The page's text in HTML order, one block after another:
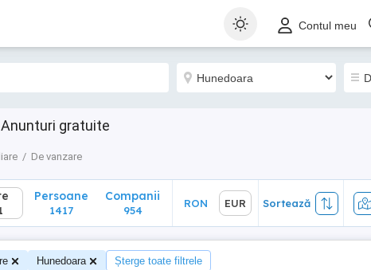
Contul meu
gratuite
De vanzare
EUR Sortează
Persoane
1417
Companii
954
RON EUR Sortează
Hunedoara Șterge toate filtrele